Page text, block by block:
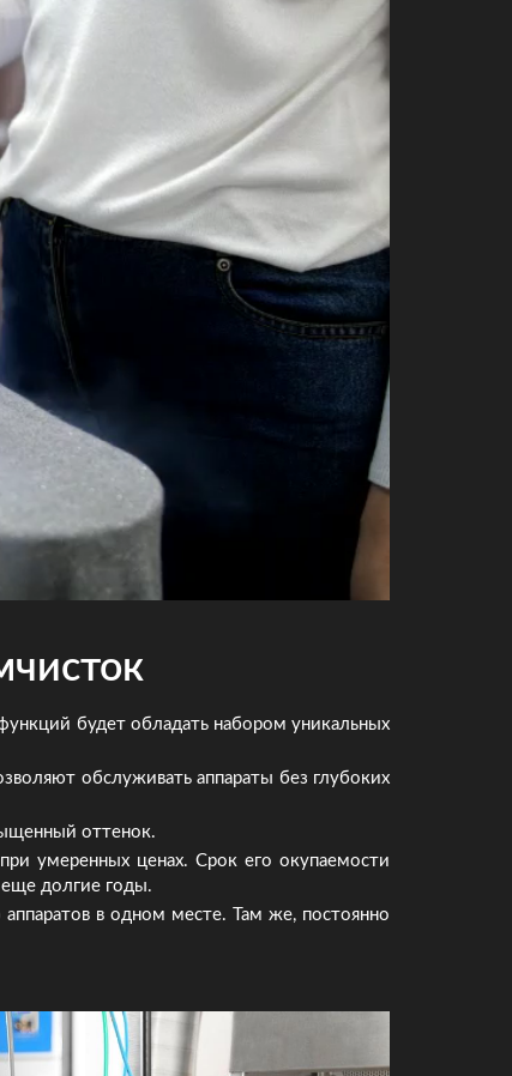
будет обладать набором уникальных
обслуживать аппараты без глубоких
оттенок.
умеренных ценах. Срок его окупаемости
еще долгие годы.
в одном месте. Там же, постоянно